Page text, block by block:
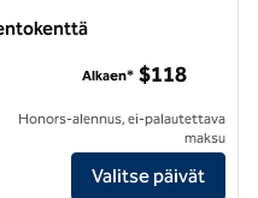
Airport -hotellin tiedot
Alkaen* $118
Honors-alennus, ei-palautettava
maksu
Valitse päivät